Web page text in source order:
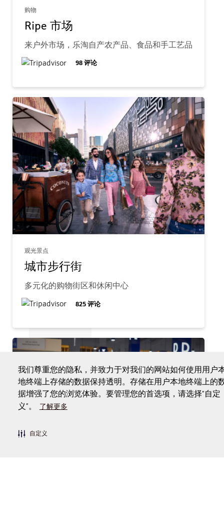
我们尊重您的隐私，并致力于对我们的网站如何使用用户
地终端上存储的数据保持透明。存储在用户本地终端上的
据增强了您的浏览体验。要管理您的首选项，请选择“自定
义”。
了解更多
自定义
购物
Ripe 市场
来户外市场，乐淘自产农产品、食品和手工艺品
98评论
观光景点
城市步行街
多元化的购物街区和休闲中心
825评论